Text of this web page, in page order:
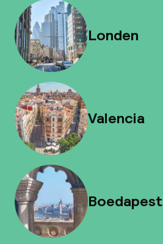
Londen
Valencia
Boedapest